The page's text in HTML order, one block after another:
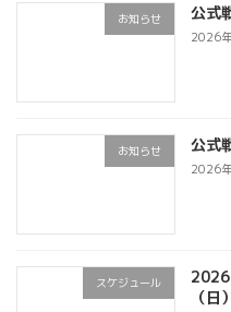
お知らせ 公式
2026
お知らせ 公式
2026
スケジュール
（日）